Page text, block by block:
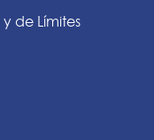
de Límites